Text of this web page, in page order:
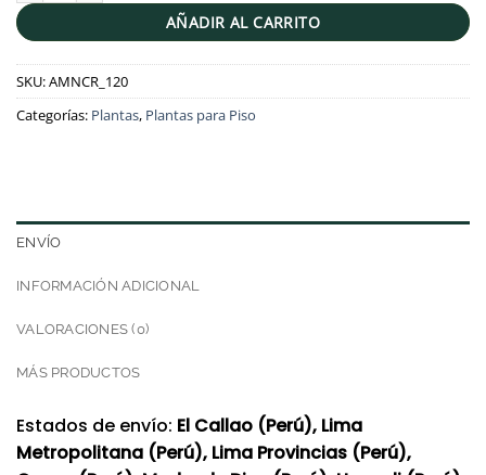
AÑADIR AL CARRITO
SKU:AMNCR_120
Categorías: Plantas, Plantas para Piso
ENVÍO
INFORMACIÓN ADICIONAL
VALORACIONES (0)
MÁS PRODUCTOS
Estados de envío: El Callao (Perú), Lima
Metropolitana (Perú), Lima Provincias (Perú),